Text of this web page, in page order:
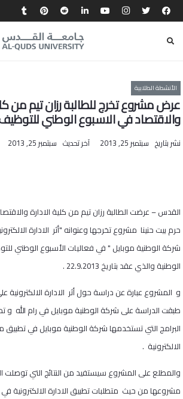
الأنشطة الطلابية
عرض مشروع تخرج للطالبة رزان تيم من
والاقتصاد في الاسبوع الوطني
نشر بتاريخ سبتمبر 25, 2013 آخر تحديث سبتمبر 25, 2013
القدس – عرضت الطالبة رزان تيم من كلية الادارة
حرم بيت حنينا مشروع تخرجها وعنوانه "أثر الادارة
شركة الوطنية موبايل " في فعاليات الأسبوع الوطني
الوطنية والذي عقد بتاريخ 22.9.2013 .
و المشروع عبارة عن دراسة حول أثر الادارة الالكترونية
طبقت الدراسة على شركة الوطنية موبايل في رام الله
البرامج التي تستخدمها شركة الوطنية موبايل في تطبيق
الالكترونية .
والمطلع على المشروع سيستفيد من النتائج التي توصلت
مشروعها من حيث متطلبات تطبيق الادارة اﻻلكترونية